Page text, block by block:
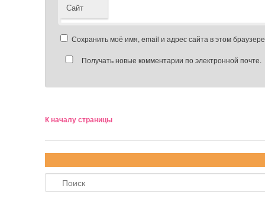
Сайт
Сохранить моё имя, email и адрес сайта в этом
Получать новые комментарии по электронной почте.
К началу страницы
Поиск